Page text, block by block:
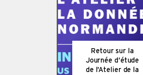
Retour sur la
Journée d’étude
de l’Atelier de la